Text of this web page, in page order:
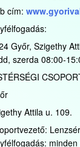
cím:
Győr, Szigethy
szerda 08:00-
Attila u. 109.